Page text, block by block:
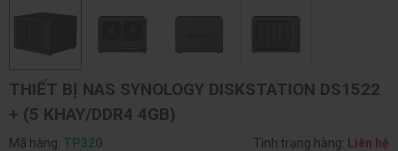
THIẾT BỊ NAS SYNOLOGY DISKSTATION DS1522
+ (5 KHAY/DDR4 4GB)
Mã hàng: TP320 Tình trạng hàng: Liên hệ